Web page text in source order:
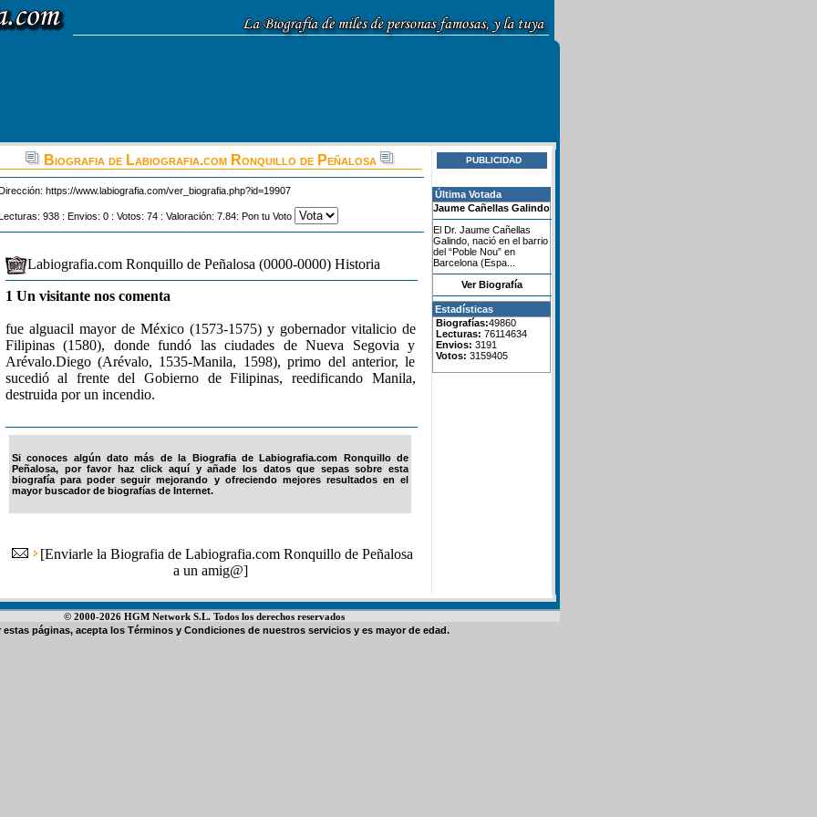
Biografia de Labiografia.com Ronquillo de Peñalosa
https://www.labiografia.com/ver_biografia.php?id=19907
938 : Envios: 0 : Votos: 74 : Valoración: 7.84: Pon tu Voto
Labiografia.com Ronquillo de Peñalosa (0000-0000) Historia
1 Un visitante nos comenta
fue alguacil mayor de México (1573-1575) y gobernador vitalicio de
Filipinas (1580), donde fundó las ciudades de Nueva Segovia y
Arévalo.Diego (Arévalo, 1535-Manila, 1598), primo del anterior, le
sucedió al frente del Gobierno de Filipinas, reedificando Manila,
destruida por un incendio.
Si conoces algún dato más de la Biografia de Labiografia.com Ronquillo de
Peñalosa, por favor haz click aquí y añade los datos que sepas sobre esta
biografía para poder seguir mejorando y ofreciendo mejores resultados en el
mayor buscador de biografías de Internet.
[Enviarle la Biografia de Labiografia.com Ronquillo de Peñalosa
a un amig@]
PUBLICIDAD
Última Votada
Jaume Cañellas Galindo
El Dr. Jaume Cañellas
Galindo, nació en el barrio
del “Poble Nou” en
Barcelona (Espa...
Ver Biografía
Estadísticas
Biografías:49860
Lecturas: 76114634
Envios: 3191
Votos: 3159405
© 2000-2026 HGM Network S.L. Todos los derechos reservados
estas páginas, acepta los Términos y Condiciones de nuestros servicios y es mayor de edad.